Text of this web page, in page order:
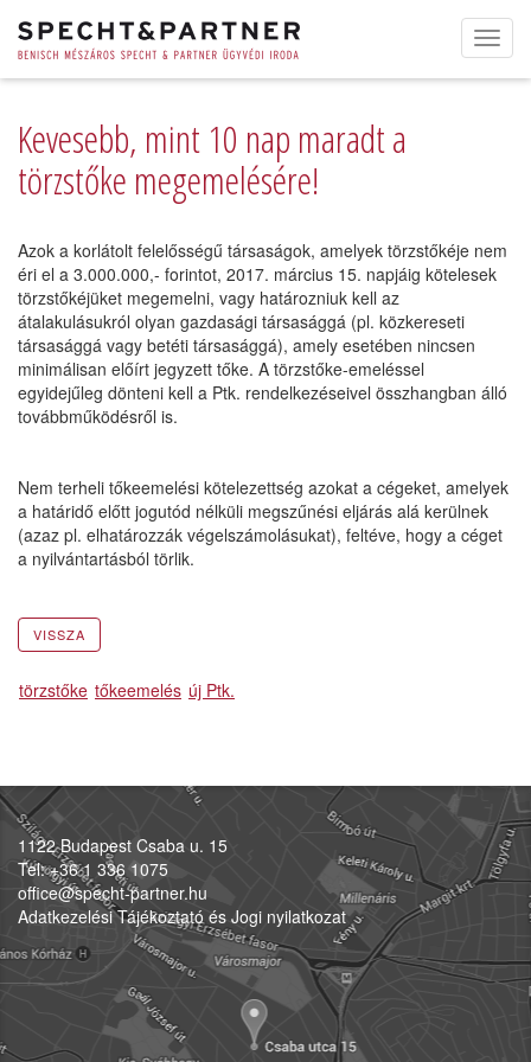
Kevesebb, mint 10 nap maradt a
törzstőke megemelésére!
Azok a korlátolt felelősségű társaságok, amelyek törzstőkéje nem
éri el a 3.000.000,- forintot, 2017. március 15. napjáig kötelesek
törzstőkéjüket megemelni, vagy határozniuk kell az
átalakulásukról olyan gazdasági társasággá (pl. közkereseti
társasággá vagy betéti társasággá), amely esetében nincsen
minimálisan előírt jegyzett tőke. A törzstőke-emeléssel
egyidejűleg dönteni kell a Ptk. rendelkezéseivel összhangban álló
továbbműködésről is.
Nem terheli tőkeemelési kötelezettség azokat a cégeket, amelyek
a határidő előtt jogutód nélküli megszűnési eljárás alá kerülnek
(azaz pl. elhatározzák végelszámolásukat), feltéve, hogy a céget
a nyilvántartásból törlik.
VISSZA
törzstőke tőkeemelés új Ptk.
1122 Budapest Csaba u. 15
Tel: +36 1 336 1075
office@specht-partner.hu
Adatkezelési Tájékoztató és Jogi nyilatkozat